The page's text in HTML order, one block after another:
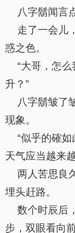
八字鬍闻言
走了一会儿
惑之色。
“大哥，怎么
升？”
八字鬍皱了
现象。
“似乎的確如
天气应当越来
两人苦思良
埋头赶路。
数个时辰后
步，双眼看向